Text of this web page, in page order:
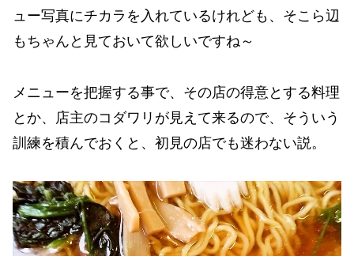
ュー写真にチカラを入れているけれども、そこら辺
もちゃんと見ておいて欲しいですね～
メニューを把握する事で、その店の得意とする料理
とか、店主のコダワリが見えて来るので、そういう
訓練を積んでおくと、初見の店でも迷わない説。